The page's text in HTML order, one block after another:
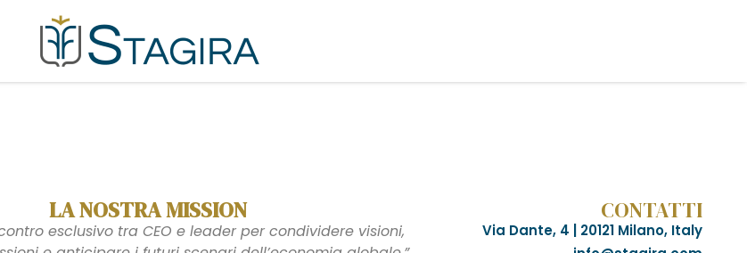
LA NOSTRA MISSION
esclusivo tra CEO e leader per condividere visioni,
CONTATTI
Via Dante, 4 | 20121 Milano, Italy